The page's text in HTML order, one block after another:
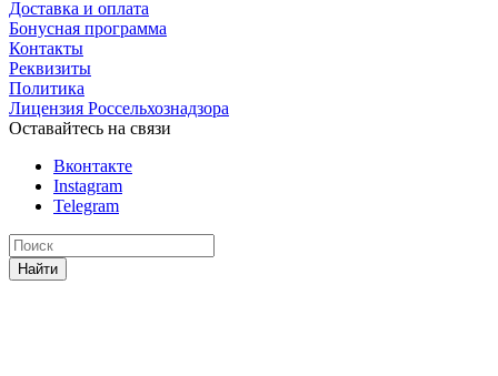
Доставка и оплата
Бонусная программа
Контакты
Реквизиты
Политика
Лицензия Россельхознадзора
Оставайтесь на связи
Вконтакте
Instagram
Telegram
Найти